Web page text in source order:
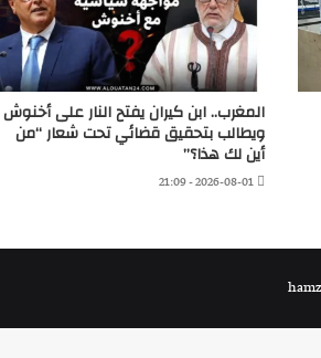
المغرب.. ابن كيران يفتح النار على أخنوش
ويطالب بتحقيق قضائي تحت شعار “من
أين لك هذا؟”
2026-08-01 - 21:09